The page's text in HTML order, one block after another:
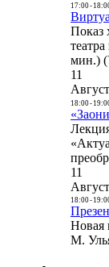
17:00-
Показ
мин.)
11
18:00-
11
18:00-
Новая
М.